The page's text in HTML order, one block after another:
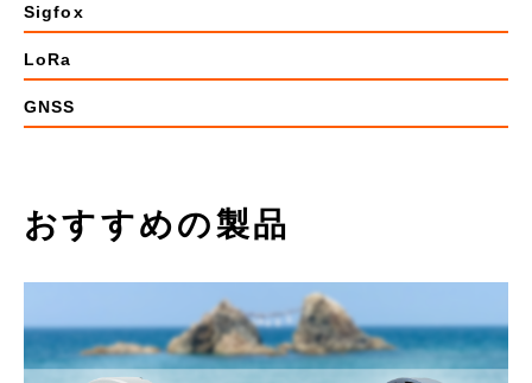
Sigfox
LoRa
GNSS
おすすめの製品